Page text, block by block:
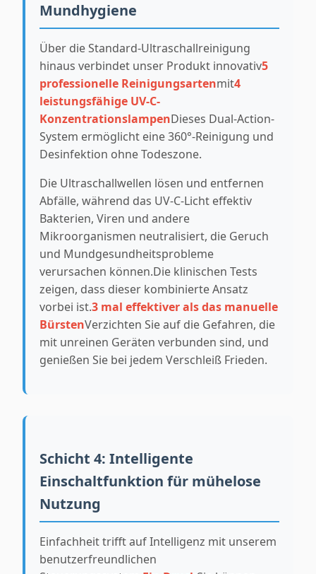
Mundhygiene
Über die Standard-Ultraschallreinigung
hinaus verbindet unser Produkt innovativ5
professionelle Reinigungsartenmit4
leistungsfähige UV-C-
KonzentrationslampenDieses Dual-Action-
System ermöglicht eine 360°-Reinigung und
Desinfektion ohne Todeszone.
Die Ultraschallwellen lösen und entfernen
Abfälle, während das UV-C-Licht effektiv
Bakterien, Viren und andere
Mikroorganismen neutralisiert, die Geruch
und Mundgesundheitsprobleme
verursachen können.Die klinischen Tests
zeigen, dass dieser kombinierte Ansatz
vorbei ist.3 mal effektiver als das manuelle
BürstenVerzichten Sie auf die Gefahren, die
mit unreinen Geräten verbunden sind, und
genießen Sie bei jedem Verschleiß Frieden.
Schicht 4: Intelligente
Einschaltfunktion für mühelose
Nutzung
Einfachheit trifft auf Intelligenz mit unserem
benutzerfreundlichen